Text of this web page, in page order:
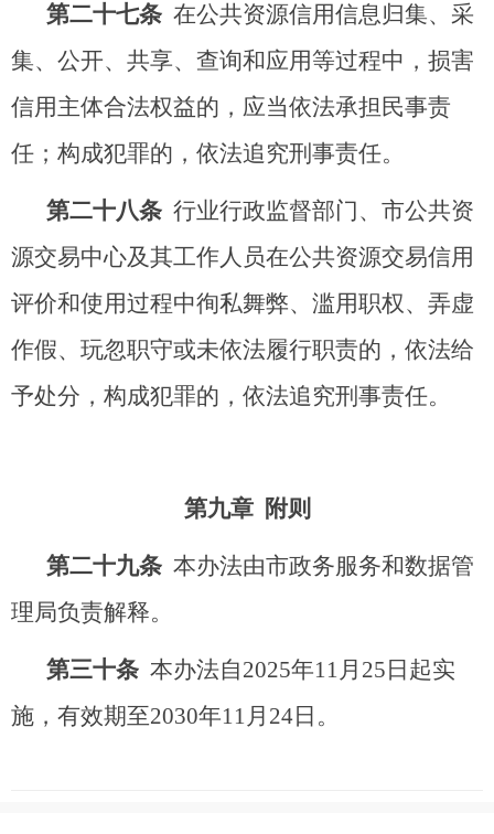
第二十七条 在公共资源信用信息归集、采
集、公开、共享、查询和应用等过程中，损害
信用主体合法权益的，应当依法承担民事责
任；构成犯罪的，依法追究刑事责任。
第二十八条 行业行政监督部门、市公共资
源交易中心及其工作人员在公共资源交易信用
评价和使用过程中徇私舞弊、滥用职权、弄虚
作假、玩忽职守或未依法履行职责的，依法给
予处分，构成犯罪的，依法追究刑事责任。
第九章 附则
第二十九条 本办法由市政务服务和数据管
理局负责解释。
第三十条 本办法自2025年11月25日起实
施，有效期至2030年11月24日。